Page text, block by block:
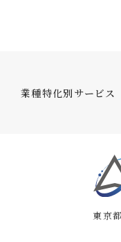
業種特化別サービス
東京